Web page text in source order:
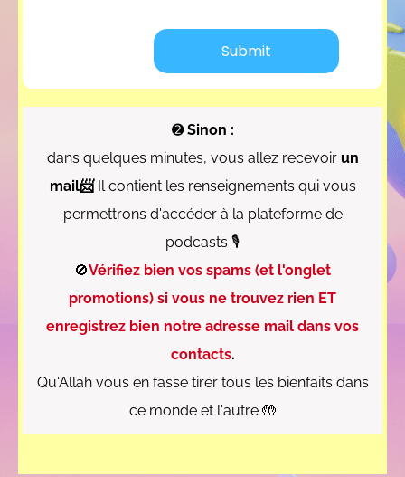
➋Sinon :
dans quelques minutes, vous allez recevoir un
mail📨Il contient les renseignements qui vous
permettrons d'accéder à la plateforme de
podcasts 🎙
🚫Vérifiez bien vos spams (et l'onglet
promotions) si vous ne trouvez rien ET
enregistrez bien notre adresse mail dans vos
contacts.
Qu'Allah vous en fasse tirer tous les bienfaits dans
ce monde et l'autre 🤲